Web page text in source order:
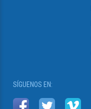
SÍGUENOS EN: